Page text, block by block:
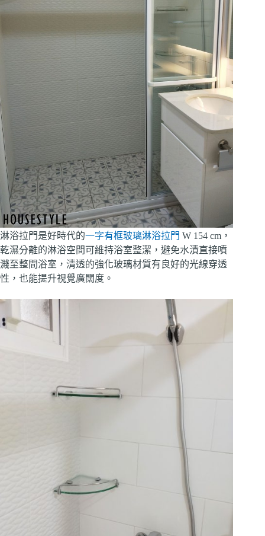
淋浴拉門是好時代的一字有框玻璃淋浴拉門 W 154 cm，
乾濕分離的淋浴空間可維持浴室整潔，避免水漬直接噴
濺至整間浴室，清透的強化玻璃材質有良好的光線穿透
性，也能提升視覺廣闊度。